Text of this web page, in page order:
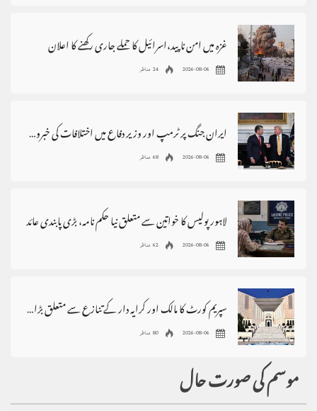
غزہ میں امن ناپید،اسرائیل کا حملے جاری رکھنے کا اعلان
2026-08-06 24 مناظر
ایران جنگ پر ٹرمپ اور وزیر دفاع میں اختلافات کی خبروں کی تردید
2026-08-06 68 مناظر
لاہور پولیس کا خواتین سے متعلق نیا حکم نامہ، بڑی پابندی عائد
2026-08-06 62 مناظر
سپریم کورٹ کا مالک اور کرایہ دار کے تنازع سے متعلق بڑا فیصلہ
2026-08-06 80 مناظر
موسم کی صورت حال